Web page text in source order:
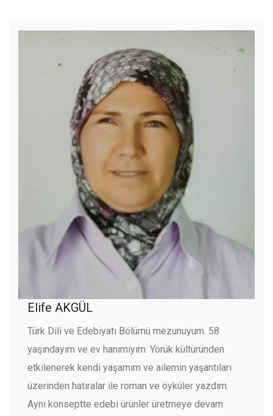
Elife AKGÜL
Türk Dili ve Edebiyatı Bölümü mezunuyum. 58
yaşındayım ve ev hanımıyım. Yörük kültüründen
etkilenerek kendi yaşamım ve ailemin yaşantıları
üzerinden hatıralar ile roman ve öyküler yazdım.
Aynı konseptte edebi ürünler üretmeye devam